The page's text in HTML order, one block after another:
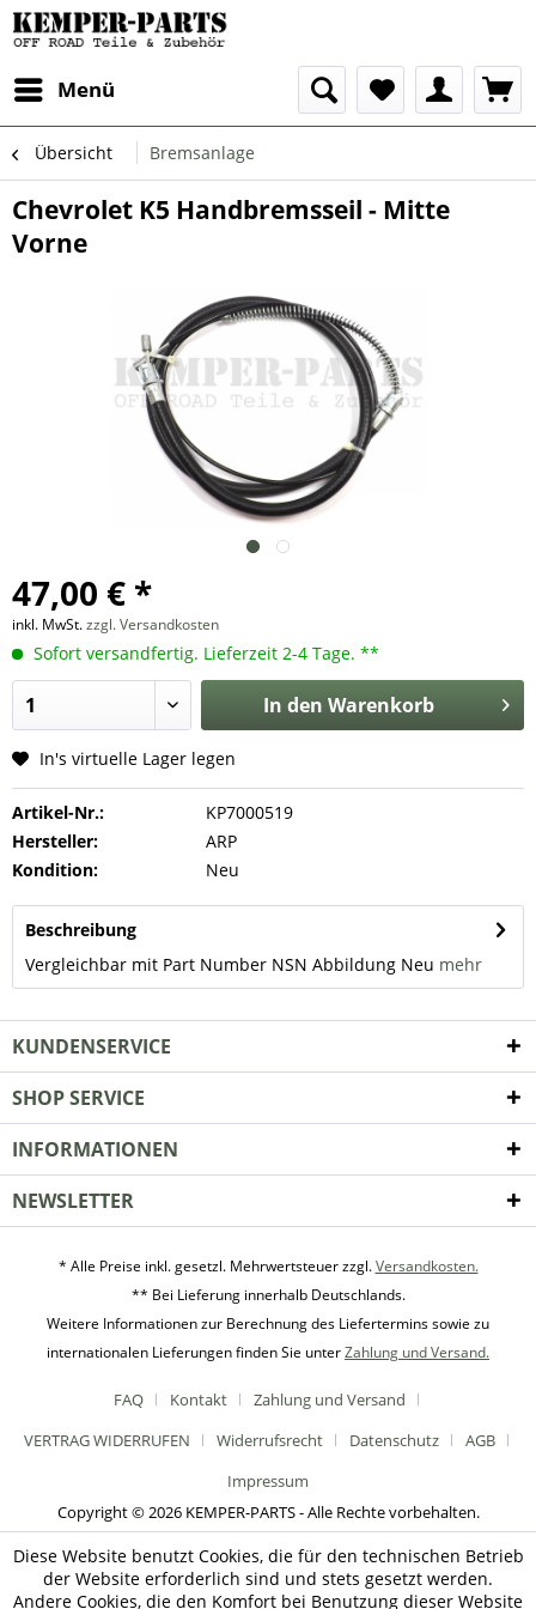
Menü
Übersicht Bremsanlage
Chevrolet K5 Handbremsseil - Mitte
Vorne
47,00 € *
inkl. MwSt.zzgl. Versandkosten
Sofort versandfertig. Lieferzeit 2-4 Tage. **
In den Warenkorb
In's virtuelle Lager legen
Artikel-Nr.:
KP7000519
Hersteller:
ARP
Kondition:
Neu
Beschreibung
Vergleichbar mit Part Number NSN Abbildung Neu mehr
KUNDENSERVICE
SHOP SERVICE
INFORMATIONEN
NEWSLETTER
* Alle Preise inkl. gesetzl. Mehrwertsteuer zzgl.Versandkosten.
** Bei Lieferung innerhalb Deutschlands.
Weitere Informationen zur Berechnung des Liefertermins sowie zu
internationalen Lieferungen finden Sie unterZahlung und Versand.
FAQ Kontakt
Zahlung und Versand
VERTRAG WIDERRUFEN
Widerrufsrecht Datenschutz
AGB
Impressum
Copyright © 2026 KEMPER-PARTS - Alle Rechte vorbehalten.
Diese Website benutzt Cookies, die für den technischen Betrieb
der Website erforderlich sind und stets gesetzt werden.
Andere Cookies, die den Komfort bei Benutzung dieser Website